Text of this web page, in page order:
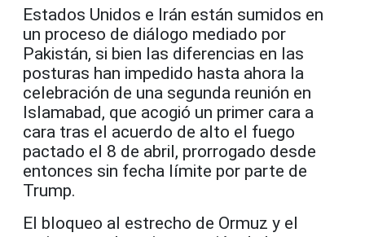
Estados Unidos e Irán están sumidos en
un proceso de diálogo mediado por
Pakistán, si bien las diferencias en las
posturas han impedido hasta ahora la
celebración de una segunda reunión en
Islamabad, que acogió un primer cara a
cara tras el acuerdo de alto el fuego
pactado el 8 de abril, prorrogado desde
entonces sin fecha límite por parte de
Trump.
El bloqueo al estrecho de Ormuz y el